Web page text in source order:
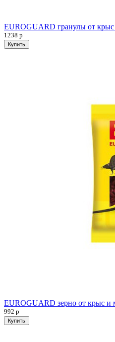
EUROGUARD гранулы от
1238 р
EUROGUARD зерно от крыс и
992 р